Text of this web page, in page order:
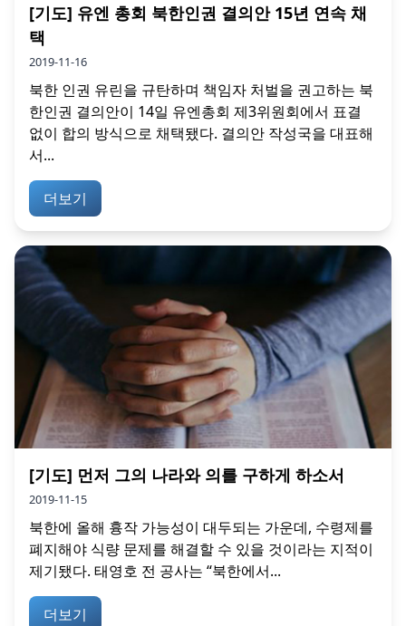
[기도] 유엔 총회 북한인권 결의안 15년 연속 채
택
2019-11-16
북한 인권 유린을 규탄하며 책임자 처벌을 권고하는 북
한인권 결의안이 14일 유엔총회 제3위원회에서 표결
없이 합의 방식으로 채택됐다. 결의안 작성국을 대표해
서...
더보기
[기도] 먼저 그의 나라와 의를 구하게 하소서
2019-11-15
북한에 올해 흉작 가능성이 대두되는 가운데, 수령제를
폐지해야 식량 문제를 해결할 수 있을 것이라는 지적이
제기됐다. 태영호 전 공사는 “북한에서...
더보기